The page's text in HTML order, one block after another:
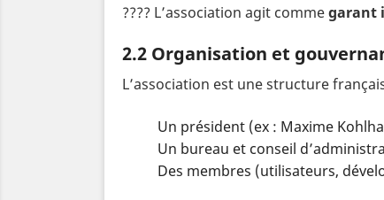
???? L’association agit commegarant
2.2 Organisation et
L’association est une structure
Un président (ex : Maxime
Un bureau et conseil
Des membres (utilisateurs,